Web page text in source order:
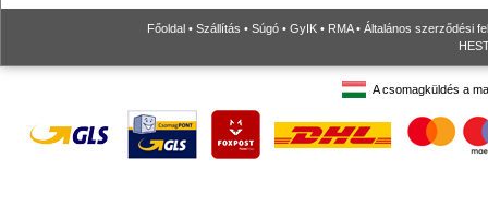
Főoldal • Szállítás • Súgó • GyIK • RMA• Általános szerződési
A csomagküldés a